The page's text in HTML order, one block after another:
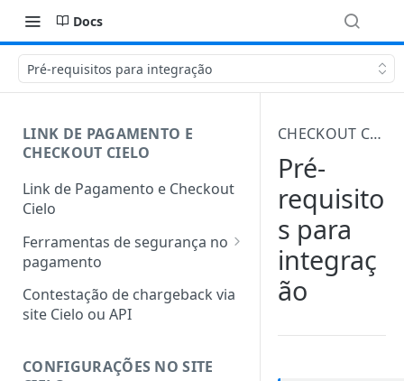
Docs
Pré-requisitos para integração
LINK DE PAGAMENTO E
CHECKOUT CIELO
Link de Pagamento e Checkout
Cielo
Ferramentas de segurança no
pagamento
Protocolo 3DS
Antifraude integrado
Autenticação facial nos
pedidos de Link de Pagamento
Contestação de chargeback via
site Cielo ou API
CONFIGURAÇÕES NO SITE
CHECKOUT CIELO
Pré-
requisito
s para
integraç
ão